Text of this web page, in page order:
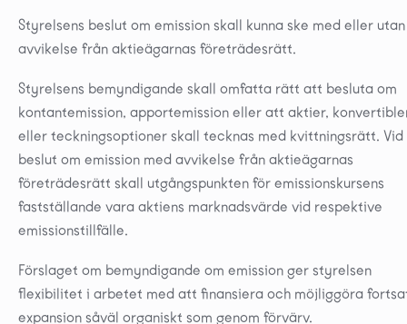
Styrelsens beslut om emission skall kunna ske med eller utan
avvikelse från aktieägarnas företrädesrätt.
Styrelsens bemyndigande skall omfatta rätt att besluta om
kontantemission, apportemission eller att aktier,
eller teckningsoptioner skall tecknas med kvittningsrätt. Vid
beslut om emission med avvikelse från aktieägarnas
företrädesrätt skall utgångspunkten för emissionskursens
fastställande vara aktiens marknadsvärde vid respektive
emissionstillfälle.
Förslaget om bemyndigande om emission ger styrelsen
flexibilitet i arbetet med att finansiera och möjliggöra
expansion såväl organiskt som genom förvärv.